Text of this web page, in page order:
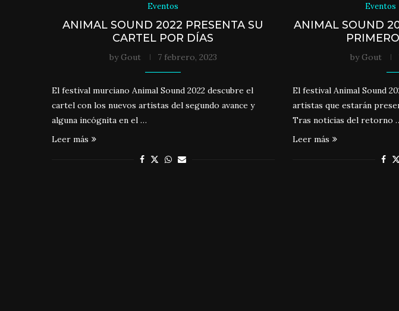
Eventos
ANIMAL SOUND 2022 PRESENTA SU
CARTEL POR DÍAS
by Gout 7 febrero, 2023
El festival murciano Animal Sound 2022 descubre el
cartel con los nuevos artistas del segundo avance y
alguna incógnita en el …
Leer más
Eventos
ANIMAL SOUND
by Gout
El festival Animal Sound
artistas que estarán
Tras noticias del retorno
Leer más